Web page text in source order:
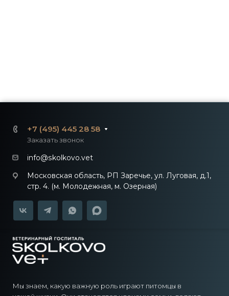
+7 (495) 445 28 58
Заказать звонок
info@skolkovo.vet
Московская область, РП Заречье, ул. Луговая, д.1,
стр. 4. (м. Молодежная, м. Озерная)
Мы знаем, какую важную роль играют питомцы в